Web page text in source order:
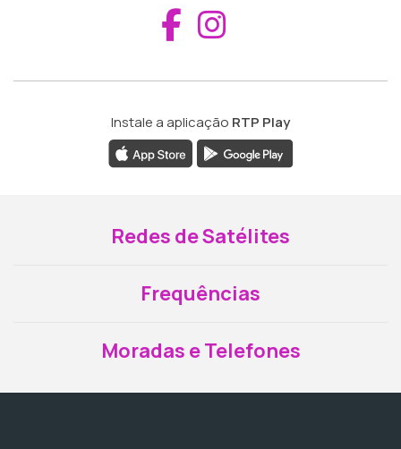
Aceder ao
Instale a aplicação RTP Play
Redes de Satélites
Frequências
Moradas e Telefones